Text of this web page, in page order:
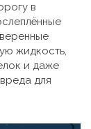
в
жидкость,
и даже
для